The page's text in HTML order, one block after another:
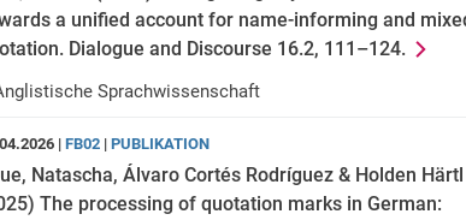
a unified account for name-informing and
Dialogue and Discourse 16.2, 111–124.
Sprachwissenschaft
|FB02 |PUBLIKATION
Natascha, Álvaro Cortés Rodríguez & Holden Härtl
The processing of quotation marks in German: